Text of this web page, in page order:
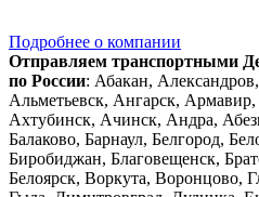
Подробнее о компании
Отправляем транспортными
по России: Абакан,
Альметьевск, Ангарск,
Ахтубинск, Ачинск, Андра,
Балаково, Барнаул, Белгород,
Биробиджан, Благовещенск,
Белоярск, Воркута, Воронцово,